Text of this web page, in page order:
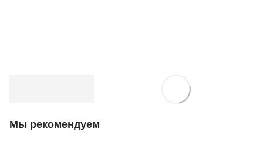
Мы рекомендуем